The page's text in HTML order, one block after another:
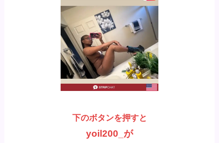
下のボタンを押すと
yoil200_が